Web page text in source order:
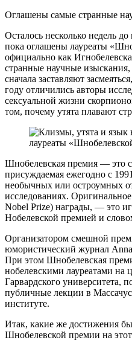
Оглашены самые странные
Осталось несколько недель
пока оглашены лауреаты
официально как
странные научные
сначала заставляют
году отличились авторы
сексуальной жизни
том, почему утята плавают
Шнобелевская премия — это
присуждаемая ежегодно с
необычных или остроумных
исследованиях.
Nobel Prize) награды, — это
Нобелевской премией и
Организатором смешной
юмористический журнал
При этом Шнобелевская
нобелевскими лауреатами на
Гарвардского университета,
публичные лекции в
институте.
Итак, какие же достижения
Шнобелевской премии на этот